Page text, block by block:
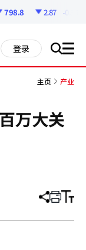
2.87 -0.36%
登录 搜 all
主页 产业
万大关
分
章
打 调
小